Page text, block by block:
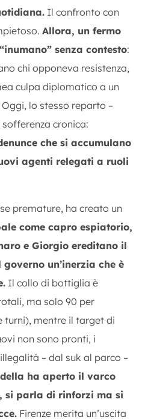
Il confronto con
Allora, un fermo
senza contesto:
chi opponeva resistenza,
culpa diplomatico a un
lo stesso reparto –
cronica:
che si accumulano
agenti relegati a ruoli
premature, ha creato un
come capro espiatorio,
e Giorgio ereditano il
un’inerzia che è
Il collo di bottiglia è
ma solo 90 per
turni), mentre il target di
non sono pronti, i
– dal suk al parco –
ha aperto il varco
si parla di rinforzi ma si
Firenze merita un’uscita